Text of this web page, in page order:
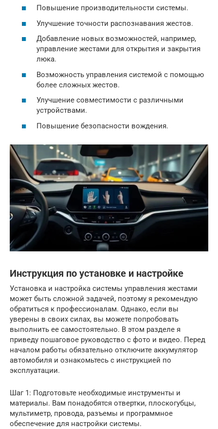
Повышение производительности системы.
Улучшение точности распознавания жестов.
Добавление новых возможностей, например,
управление жестами для открытия и закрытия
люка.
Возможность управления системой с помощью
более сложных жестов.
Улучшение совместимости с различными
устройствами.
Повышение безопасности вождения.
Инструкция по установке и настройке
Установка и настройка системы управления жестами
может быть сложной задачей, поэтому я рекомендую
обратиться к профессионалам. Однако, если вы
уверены в своих силах, вы можете попробовать
выполнить ее самостоятельно. В этом разделе я
приведу пошаговое руководство с фото и видео. Перед
началом работы обязательно отключите аккумулятор
автомобиля и ознакомьтесь с инструкцией по
эксплуатации.
Шаг 1: Подготовьте необходимые инструменты и
материалы. Вам понадобятся отвертки, плоскогубцы,
мультиметр, провода, разъемы и программное
обеспечение для настройки системы.